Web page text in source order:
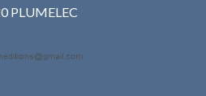
PLUMELEC